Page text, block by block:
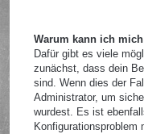
Warum kann ich
Dafür gibt es viele
zunächst, dass dein
sind. Wenn dies der
Administrator, um
wurdest. Es ist